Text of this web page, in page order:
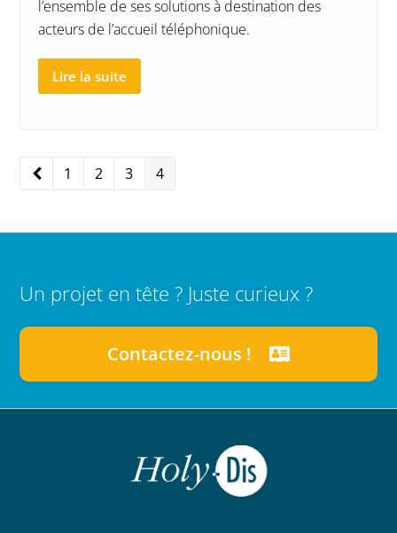
l’ensemble de ses solutions à destination des
acteurs de l’accueil téléphonique.
Lire la suite
Précédent
Page
1 Page
2 Page
3 Page
4
Un projet en tête ? Juste curieux ?
Contactez-nous !